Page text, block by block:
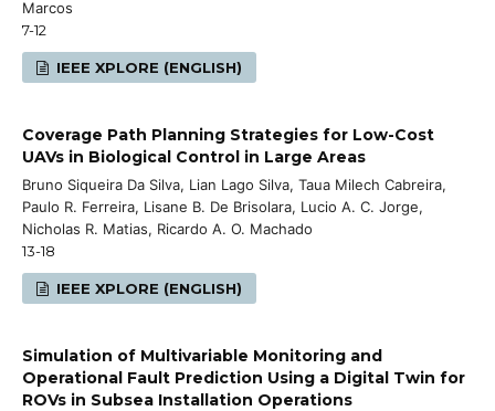
Marcos
7-12
IEEE XPLORE (ENGLISH)
Coverage Path Planning Strategies for Low-Cost
UAVs in Biological Control in Large Areas
Bruno Siqueira Da Silva, Lian Lago Silva, Taua Milech Cabreira,
Paulo R. Ferreira, Lisane B. De Brisolara, Lucio A. C. Jorge,
Nicholas R. Matias, Ricardo A. O. Machado
13-18
IEEE XPLORE (ENGLISH)
Simulation of Multivariable Monitoring and
Operational Fault Prediction Using a Digital Twin for
ROVs in Subsea Installation Operations